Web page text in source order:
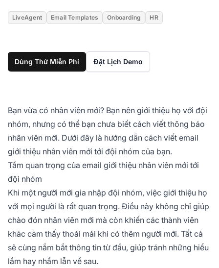
LiveAgent Email Templates Onboarding HR
Dùng Thử Miễn Phí Đặt Lịch Demo
Bạn vừa có nhân viên mới? Bạn nên giới thiệu họ với đội
nhóm, nhưng có thể bạn chưa biết cách viết thông báo
nhân viên mới. Dưới đây là hướng dẫn cách viết email
giới thiệu nhân viên mới tới đội nhóm của bạn.
Tầm quan trọng của email giới thiệu nhân viên mới tới
đội nhóm
Khi một người mới gia nhập đội nhóm, việc giới thiệu họ
với mọi người là rất quan trọng. Điều này không chỉ giúp
chào đón nhân viên mới mà còn khiến các thành viên
khác cảm thấy thoải mái khi có thêm người mới. Tất cả
sẽ cùng nắm bắt thông tin từ đầu, giúp tránh những hiểu
lầm hay nhầm lẫn về sau.